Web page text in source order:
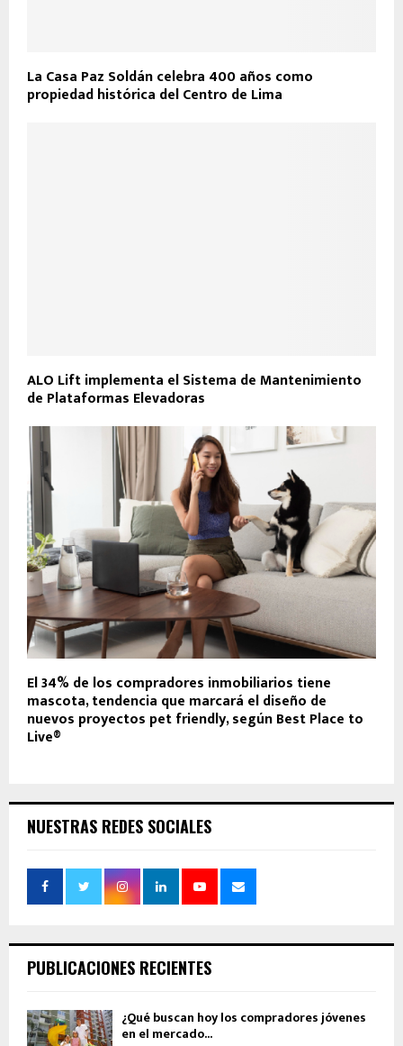
La Casa Paz Soldán celebra 400 años como
propiedad histórica del Centro de Lima
ALO Lift implementa el Sistema de Mantenimiento
de Plataformas Elevadoras
El 34% de los compradores inmobiliarios tiene
mascota, tendencia que marcará el diseño de
nuevos proyectos pet friendly, según Best Place to
Live®
NUESTRAS REDES SOCIALES
PUBLICACIONES RECIENTES
¿Qué buscan hoy los compradores jóvenes
en el mercado...